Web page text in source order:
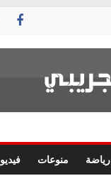
رياضة منوعات فيديو